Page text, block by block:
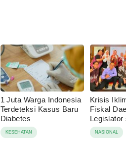
1 Juta Warga Indonesia
Terdeteksi Kasus Baru
Diabetes
KESEHATAN
Krisis
Fiskal
Legislator
Dorong
NASIONAL